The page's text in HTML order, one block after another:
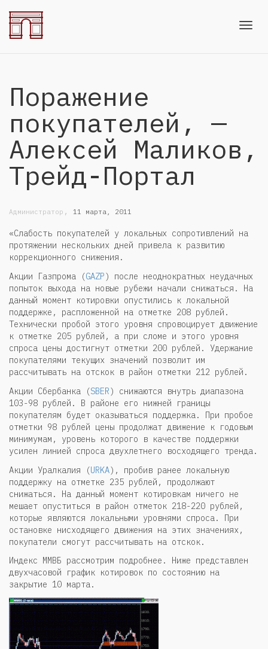
Поражение
покупателей, —
Алексей Маликов,
Трейд-Портал
Администратор , 11 марта, 2011
«Слабость покупателей у локальных сопротивлений на
протяжении нескольких дней привела к развитию
коррекционного снижения.
Акции Газпрома (GAZP) после неоднократных неудачных
попыток выхода на новые рубежи начали снижаться. На
данный момент котировки опустились к локальной
поддержке, распложенной на отметке 208 рублей.
Технически пробой этого уровня спровоцирует движение
к отметке 205 рублей, а при сломе и этого уровня
спроса цены достигнут отметки 200 рублей. Удержание
покупателями текущих значений позволит им
рассчитывать на отскок в район отметки 212 рублей.
Акции Сбербанка (SBER) снижаются внутрь диапазона
103-98 рублей. В районе его нижней границы
покупателям будет оказываться поддержка. При пробое
отметки 98 рублей цены продолжат движение к годовым
минимумам, уровень которого в качестве поддержки
усилен линией спроса двухлетнего восходящего тренда.
Акции Уралкалия (URKA), пробив ранее локальную
поддержку на отметке 235 рублей, продолжают
снижаться. На данный момент котировкам ничего не
мешает опуститься в район отметок 218-220 рублей,
которые являются локальными уровнями спроса. При
остановке нисходящего движения на этих значениях,
покупатели смогут рассчитывать на отскок.
Индекс ММВБ рассмотрим подробнее. Ниже представлен
двухчасовой график котировок по состоянию на
закрытие 10 марта.